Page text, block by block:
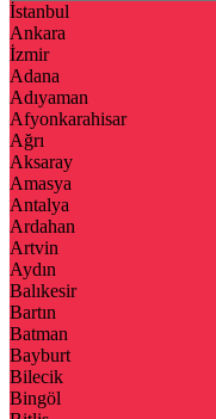
İstanbul
Ankara
İzmir
Adana
Adıyaman
Afyonkarahisar
Ağrı
Aksaray
Amasya
Antalya
Ardahan
Artvin
Aydın
Balıkesir
Bartın
Batman
Bayburt
Bilecik
Bingöl